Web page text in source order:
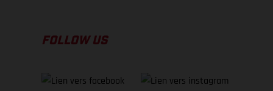
FOLLOW US